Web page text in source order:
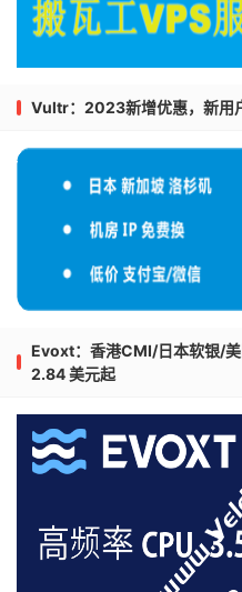
Vultr：2023新增优惠，新用
Evoxt：香港CMI/日本软银/
2.84 美元起